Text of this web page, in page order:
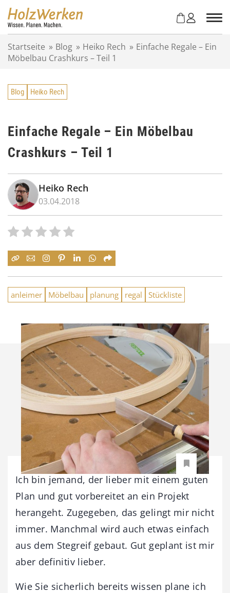
Startseite » Blog » Heiko Rech » Einfache Regale – Ein
Möbelbau Crashkurs – Teil 1
Blog Heiko Rech
Einfache Regale – Ein Möbelbau
Crashkurs – Teil 1
Heiko Rech
03.04.2018
anleimer Möbelbau planung regal Stückliste
Ich bin jemand, der lieber mit einem guten
Plan und gut vorbereitet an ein Projekt
herangeht. Zugegeben, das gelingt mir nicht
immer. Manchmal wird auch etwas einfach
aus dem Stegreif gebaut. Gut geplant ist mir
aber definitiv lieber.
Wie Sie sicherlich bereits wissen plane ich